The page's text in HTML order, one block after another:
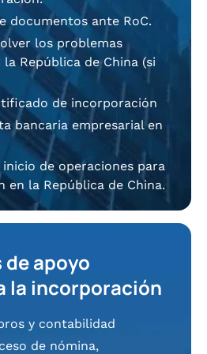
documentos ante RoC.
los problemas
República de China (si
de incorporación
bancaria empresarial en
de operaciones para
en la República de China.
apoyo
la incorporación
y contabilidad
de nómina,